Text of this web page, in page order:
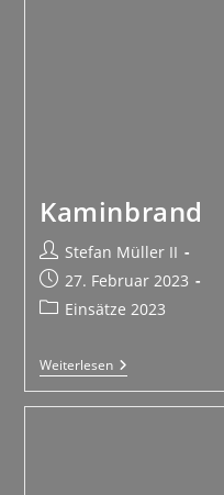
Kaminbrand
Stefan Müller II
27. Februar 2023
Einsätze 2023
Weiterlesen